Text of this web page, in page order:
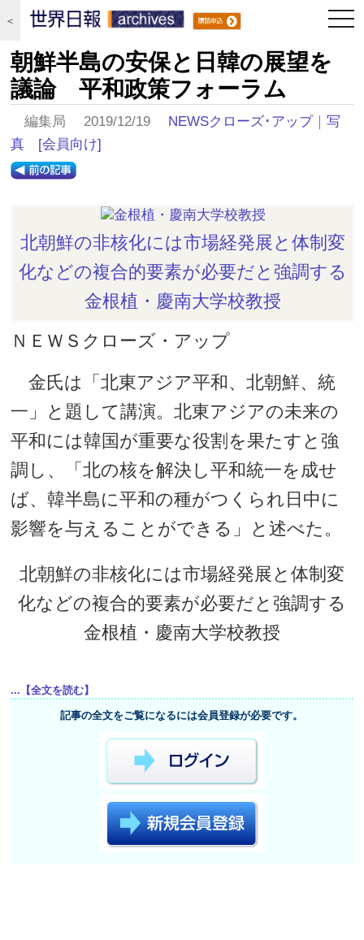
＜
朝鮮半島の安保と日韓の展望を
議論 平和政策フォーラム
編集局 2019/12/19 NEWSクローズ･アップ｜写
真
[会員向け]
北朝鮮の非核化には市場経発展と体制変
化などの複合的要素が必要だと強調する
金根植・慶南大学校教授
ＮＥＷＳクローズ・アップ
金氏は「北東アジア平和、北朝鮮、統
一」と題して講演。北東アジアの未来の
平和には韓国が重要な役割を果たすと強
調し、「北の核を解決し平和統一を成せ
ば、韓半島に平和の種がつくられ日中に
影響を与えることができる」と述べた。
北朝鮮の非核化には市場経発展と体制変
化などの複合的要素が必要だと強調する
金根植・慶南大学校教授
...【全文を読む】
記事の全文をご覧になるには会員登録が必要です。